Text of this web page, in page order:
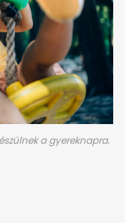
a gyereknapra.